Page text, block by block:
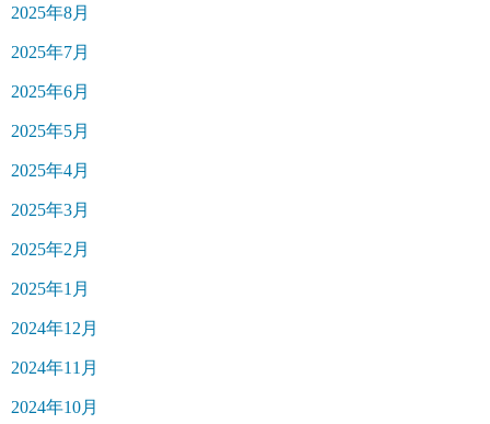
2025年8月
2025年7月
2025年6月
2025年5月
2025年4月
2025年3月
2025年2月
2025年1月
2024年12月
2024年11月
2024年10月